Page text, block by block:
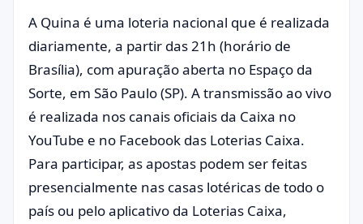
A Quina é uma loteria nacional que é realizada
diariamente, a partir das 21h (horário de
Brasília), com apuração aberta no Espaço da
Sorte, em São Paulo (SP). A transmissão ao vivo
é realizada nos canais oficiais da Caixa no
YouTube e no Facebook das Loterias Caixa.
Para participar, as apostas podem ser feitas
presencialmente nas casas lotéricas de todo o
país ou pelo aplicativo da Loterias Caixa,